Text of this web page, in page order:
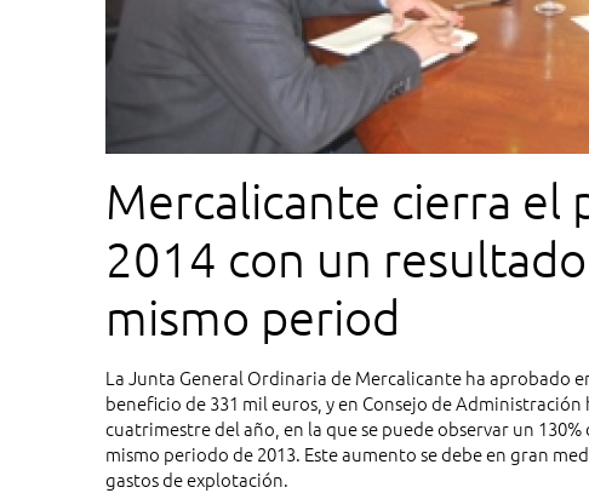
Mercalicante cierra
2014 con un
mismo period
La Junta General Ordinaria de Mercalicante ha aprobado
beneficio de 331 mil euros, y en Consejo de
cuatrimestre del año, en la que se puede observar un
mismo periodo de 2013. Este aumento se debe en gran
gastos de explotación.